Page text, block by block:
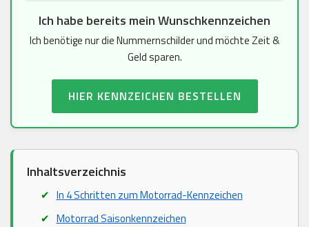
Ich habe bereits mein Wunschkennzeichen
Ich benötige nur die Nummernschilder und möchte Zeit &
Geld sparen.
HIER KENNZEICHEN BESTELLEN
Inhaltsverzeichnis
In 4 Schritten zum Motorrad-Kennzeichen
Motorrad Saisonkennzeichen